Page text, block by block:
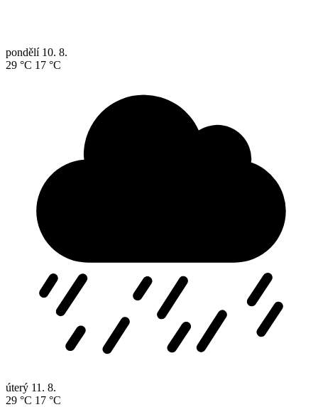
pondělí 10. 8.
29 °C 17 °C
úterý 11. 8.
29 °C 17 °C